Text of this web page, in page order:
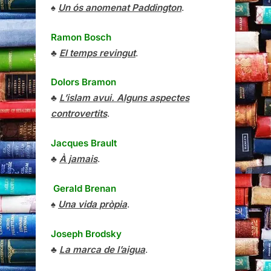
♠ Un ós anomenat Paddington.
Ramon Bosch
♣ El temps revingut.
Dolors Bramon
♣ L’islam avui. Alguns aspectes
controvertits.
Jacques Brault
♣ À jamais.
Gerald Brenan
♠ Una vida pròpia.
Joseph Brodsky
♣ La marca de l’aigua.